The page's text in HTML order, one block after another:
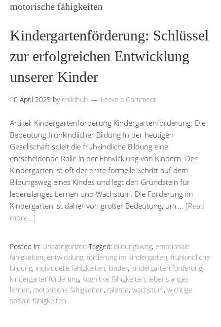
motorische fähigkeiten
Kindergartenförderung: Schlüssel
zur erfolgreichen Entwicklung
unserer Kinder
10 April 2025 by childhub Leave a Comment
Artikel: Kindergartenförderung Kindergartenförderung: Die
Bedeutung frühkindlicher Bildung In der heutigen
Gesellschaft spielt die frühkindliche Bildung eine
entscheidende Rolle in der Entwicklung von Kindern. Der
Kindergarten ist oft der erste formelle Schritt auf dem
Bildungsweg eines Kindes und legt den Grundstein für
lebenslanges Lernen und Wachstum. Die Förderung im
Kindergarten ist daher von großer Bedeutung, um … [Read
more…]
Posted in: Uncategorized Tagged: bildungsweg, emotionale
fähigkeiten, entwicklung, förderung im kindergarten, frühkindliche
bildung, individuelle fähigkeiten, kinder, kindergarten förderung,
kindergartenförderung, kognitive fähigkeiten, lebenslanges
lernen, motorische fähigkeiten, talente, wachstum, wichtige
soziale fähigkeiten